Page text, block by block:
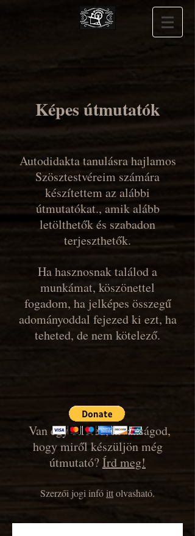
Képes útmutatók
Autodidakta tanulásra hajlamos
Szösztestvéreim számára
készítettem az alábbi
útmutatókat., amik alább
letölthetők és szabadon
terjeszthetők.
Ha hasznosnak találod a
munkámat, köszönettel
fogadom, ha jelképes összegű
adományoddal fejezed ki ezt, ha
teheted, de nem kötelező.
Van egy ötleted, kívánságod,
hogy miről készüljön még
útmutató?Írd meg!
Szerzői jogi infó ittolvasható.